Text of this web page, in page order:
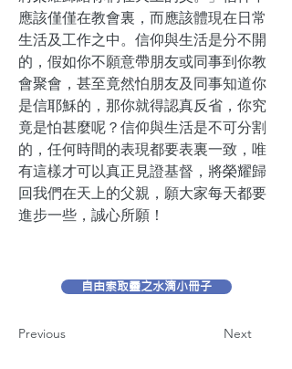
應該僅僅在教會裏，而應該體現在日常
生活及工作之中。信仰與生活是分不開
的，假如你不願意帶朋友或同事到你教
會聚會，甚至竟然怕朋友及同事知道你
是信耶穌的，那你就得認真反省，你究
竟是怕甚麼呢？信仰與生活是不可分割
的，任何時間的表現都要表裏一致，唯
有這樣才可以真正見證基督，將榮耀歸
回我們在天上的父親，願大家每天都要
進步一些，誠心所願！
自由索取靈之水滴小冊子
Previous Next